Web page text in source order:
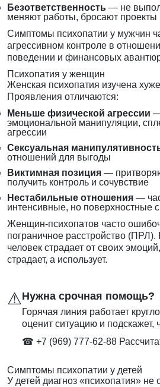
Безответственность — не
меняют работы, бросают проекты
Симптомы психопатии у мужчин
агрессивном контроле в
поведении и финансовых
Психопатия у женщин
Женская психопатия изучена
Проявления отличаются:
Меньше физической агрессии
эмоциональной манипуляции,
агрессии
Сексуальная
отношений для выгоды
Виктимная позиция —
получить контроль и сочувствие
Нестабильные отношения —
интенсивные, но поверхностные
Женщин-психопатов часто
пограничное расстройство
человек страдает от своих
страдает, а использует.
⚠Нужна срочная помощь?
Горячая линия работает
оценит ситуацию и подскажет,
☎ +7 (969) 777-62-88
Симптомы психопатии у детей
У детей диагноз «психопатия» не